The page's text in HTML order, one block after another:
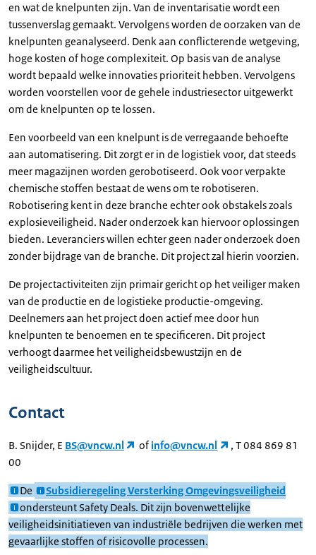
en wat de knelpunten zijn. Van de inventarisatie wordt een
tussenverslag gemaakt. Vervolgens worden de oorzaken van de
knelpunten geanalyseerd. Denk aan conflicterende wetgeving,
hoge kosten of hoge complexiteit. Op basis van de analyse
wordt bepaald welke innovaties prioriteit hebben. Vervolgens
worden voorstellen voor de gehele industriesector uitgewerkt
om de knelpunten op te lossen.
Een voorbeeld van een knelpunt is de verregaande behoefte
aan automatisering. Dit zorgt er in de logistiek voor, dat steeds
meer magazijnen worden gerobotiseerd. Ook voor verpakte
chemische stoffen bestaat de wens om te robotiseren.
Robotisering kent in deze branche echter ook obstakels zoals
explosieveiligheid. Nader onderzoek kan hiervoor oplossingen
bieden. Leveranciers willen echter geen nader onderzoek doen
zonder bijdrage van de branche. Dit project zal hierin voorzien.
De projectactiviteiten zijn primair gericht op het veiliger maken
van de productie en de logistieke productie-omgeving.
Deelnemers aan het project doen actief mee door hun
knelpunten te benoemen en te specificeren. Dit project
verhoogt daarmee het veiligheidsbewustzijn en de
veiligheidscultuur.
Contact
B. Snijder, E BS@vncw.nl ofinfo@vncw.nl
, T 084 869 81
00
De
Subsidieregeling Versterking Omgevingsveiligheid
ondersteunt Safety Deals. Dit zijn bovenwettelijke
veiligheidsinitiatieven van industriële bedrijven die werken met
gevaarlijke stoffen of risicovolle processen.